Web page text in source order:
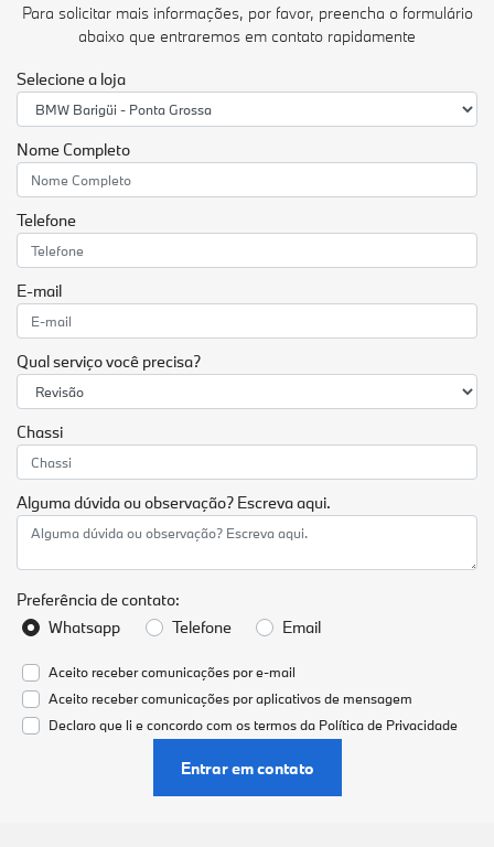
Para solicitar mais informações, por favor, preencha o formulário
abaixo que entraremos em contato rapidamente
Selecione a loja
Nome Completo
Telefone
E-mail
Qual serviço você precisa?
Chassi
Alguma dúvida ou observação? Escreva aqui.
Preferência de contato:
Whatsapp
Telefone Email
Aceito receber comunicações por e-mail
Aceito receber comunicações por aplicativos de mensagem
Declaro que li e concordo com os termos da Política de Privacidade
Entrar em contato